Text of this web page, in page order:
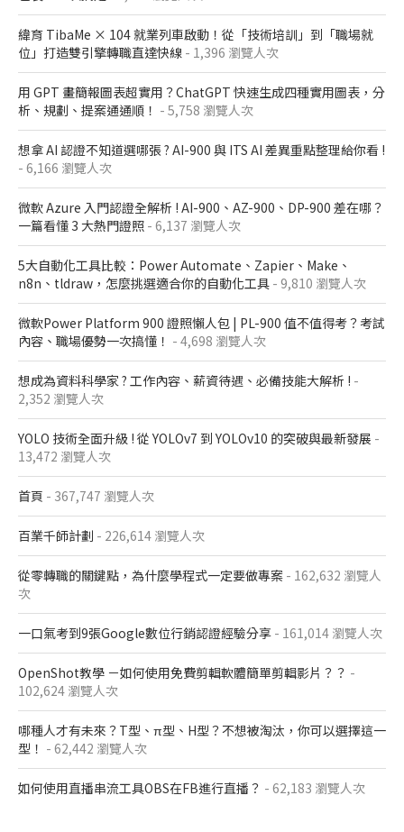
緯育 TibaMe × 104 就業列車啟動！從「技術培訓」到「職場就
位」打造雙引擎轉職直達快線 - 1,396 瀏覽人次
用 GPT 畫簡報圖表超實用？ChatGPT 快速生成四種實用圖表，分
析、規劃、提案通通順！ - 5,758 瀏覽人次
想拿 AI 認證不知道選哪張 ? AI-900 與 ITS AI 差異重點整理給你看 !
- 6,166 瀏覽人次
微軟 Azure 入門認證全解析​ ! AI-900、AZ-900、DP-900 差在哪？​
一篇看懂 3 大熱門證照​ - 6,137 瀏覽人次
5大自動化工具比較：Power Automate、Zapier、Make、
n8n、tldraw，怎麼挑選適合你的自動化工具 - 9,810 瀏覽人次
微軟Power Platform 900​ 證照懶人包​ | PL-900 值不值得考？考試
內容、職場優勢一次搞懂​！ - 4,698 瀏覽人次
想成為資料科學家 ? 工作內容、薪資待遇、必備技能大解析 ! -
2,352 瀏覽人次
YOLO 技術全面升級 ! 從 YOLOv7 到 YOLOv10 的突破與最新發展 -
13,472 瀏覽人次
首頁 - 367,747 瀏覽人次
百業千師計劃 - 226,614 瀏覽人次
從零轉職的關鍵點，為什麼學程式一定要做專案 - 162,632 瀏覽人
次
一口氣考到9張Google數位行銷認證經驗分享 - 161,014 瀏覽人次
OpenShot教學 －如何使用免費剪輯軟體簡單剪輯影片？？ -
102,624 瀏覽人次
哪種人才有未來？T型、π型、H型？不想被淘汰，你可以選擇這一
型！ - 62,442 瀏覽人次
如何使用直播串流工具OBS在FB進行直播？ - 62,183 瀏覽人次